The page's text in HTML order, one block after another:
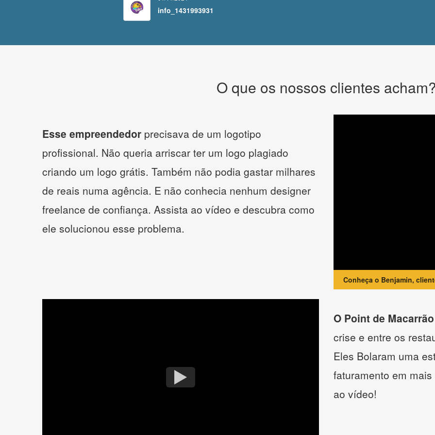
info_1431993931
O que os nossos clientes
Esse empreendedor precisava de um logotipo
profissional. Não queria arriscar ter um logo plagiado
criando um logo grátis. Também não podia gastar milhares
de reais numa agência. E não conhecia nenhum designer
freelance de confiança. Assista ao vídeo e descubra como
ele solucionou esse problema.
Conheça o Benjamin,
O Point de Macarrão
crise e entre os
Eles Bolaram uma
faturamento em
ao vídeo!